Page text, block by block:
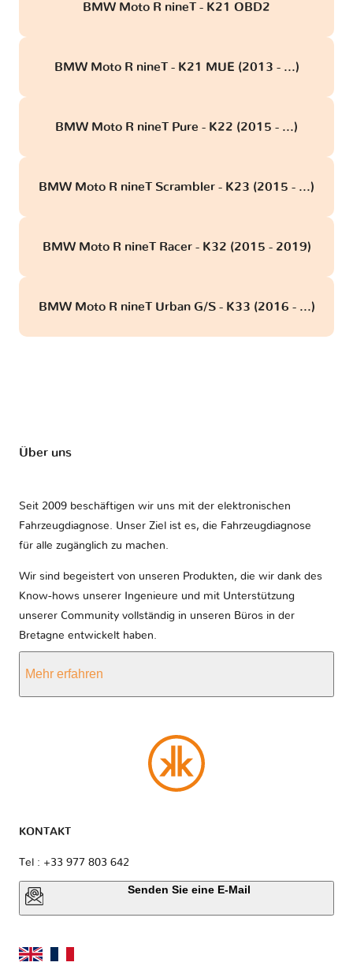
BMW Moto R nineT - K21 OBD2
BMW Moto R nineT - K21 MUE (2013 - ...)
BMW Moto R nineT Pure - K22 (2015 - ...)
BMW Moto R nineT Scrambler - K23 (2015 - ...)
BMW Moto R nineT Racer - K32 (2015 - 2019)
BMW Moto R nineT Urban G/S - K33 (2016 - ...)
Über uns
Seit 2009 beschäftigen wir uns mit der elektronischen
Fahrzeugdiagnose. Unser Ziel ist es, die Fahrzeugdiagnose
für alle zugänglich zu machen.
Wir sind begeistert von unseren Produkten, die wir dank des
Know-hows unserer Ingenieure und mit Unterstützung
unserer Community vollständig in unseren Büros in der
Bretagne entwickelt haben.
Mehr erfahren
KONTAKT
Tel : +33 977 803 642
Senden Sie eine E-Mail